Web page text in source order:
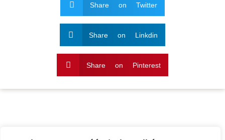
Share on Twitter
Share on Linkdin
Share on Pinterest